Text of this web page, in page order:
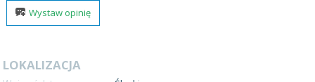
Wystaw opinię
LOKALIZACJA